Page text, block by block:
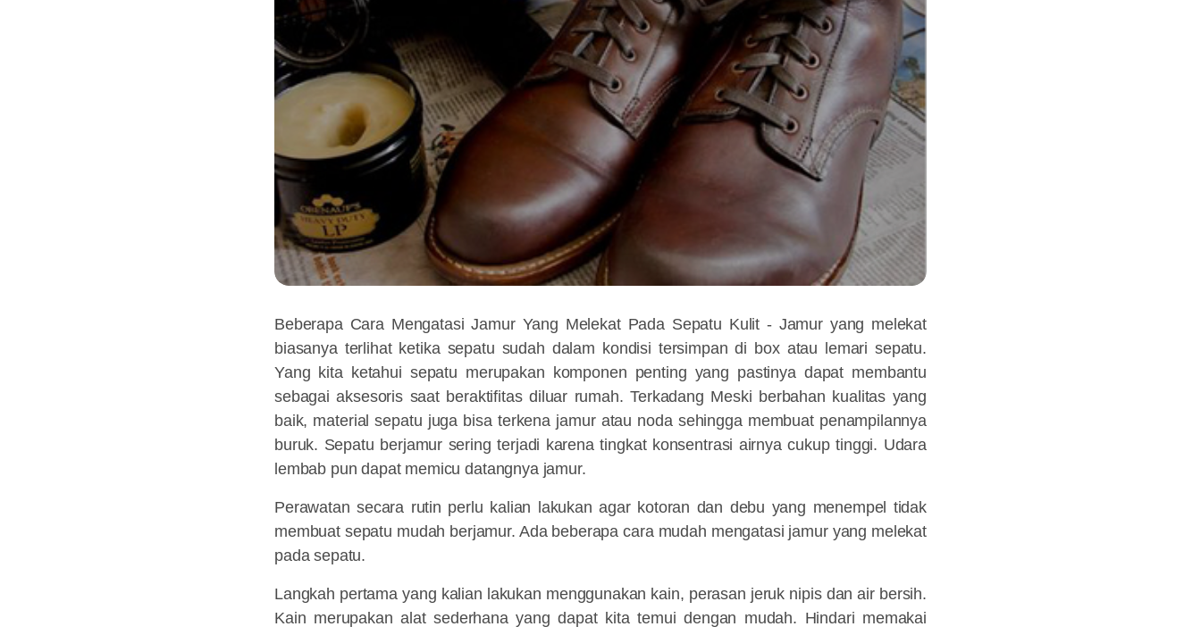
Beberapa Cara Mengatasi Jamur Yang Melekat Pada Sepatu Kulit - Jamur yang melekat
biasanya terlihat ketika sepatu sudah dalam kondisi tersimpan di box atau lemari sepatu.
Yang kita ketahui sepatu merupakan komponen penting yang pastinya dapat membantu
sebagai aksesoris saat beraktifitas diluar rumah. Terkadang Meski berbahan kualitas yang
baik, material sepatu juga bisa terkena jamur atau noda sehingga membuat penampilannya
buruk. Sepatu berjamur sering terjadi karena tingkat konsentrasi airnya cukup tinggi. Udara
lembab pun dapat memicu datangnya jamur.
Perawatan secara rutin perlu kalian lakukan agar kotoran dan debu yang menempel tidak
membuat sepatu mudah berjamur. Ada beberapa cara mudah mengatasi jamur yang melekat
pada sepatu.
Langkah pertama yang kalian lakukan menggunakan kain, perasan jeruk nipis dan air bersih.
Kain merupakan alat sederhana yang dapat kita temui dengan mudah. Hindari memakai